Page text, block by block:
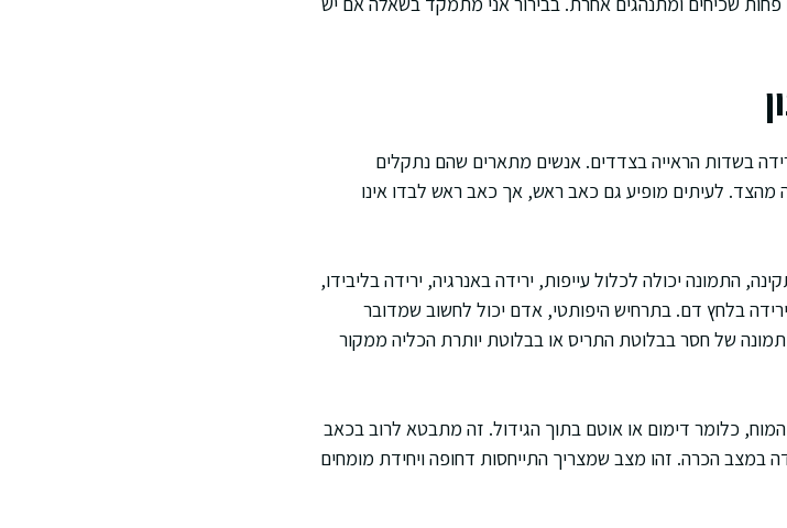
בשדות הראייה בצדדים. אנשים מתארים שהם נתקלים
לעיתים מופיע גם כאב ראש, אך כאב ראש לבדו אינו
התמונה יכולה לכלול עייפות, ירידה באנרגיה, ירידה בליבידו,
בלחץ דם. בתרחיש היפותטי, אדם יכול לחשוב שמדובר
של חסר בבלוטת התריס או בבלוטת יותרת הכליה ממקור
כלומר דימום או אוטם בתוך הגידול. זה מתבטא לרוב בכאב
במצב הכרה. זהו מצב שמצריך התייחסות דחופה ויחידת מומחים